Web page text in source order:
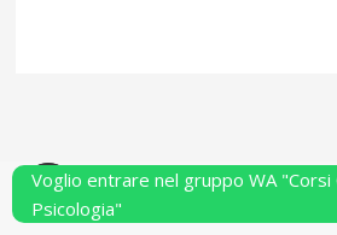
Powered by
Voglio entrare nel gruppo WA "Corsi
Psicologia"